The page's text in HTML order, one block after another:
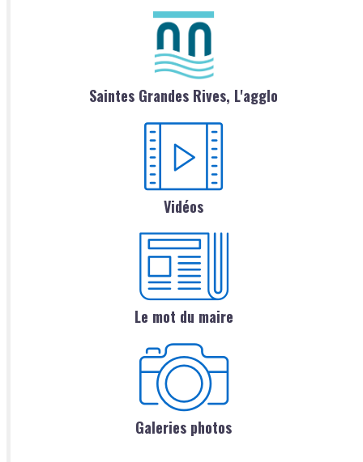
Saintes Grandes Rives, L'agglo
Vidéos
Le mot du maire
Galeries photos